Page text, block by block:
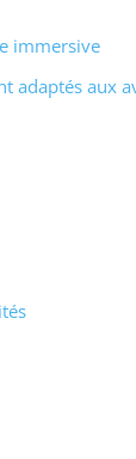
immersive
adaptés aux